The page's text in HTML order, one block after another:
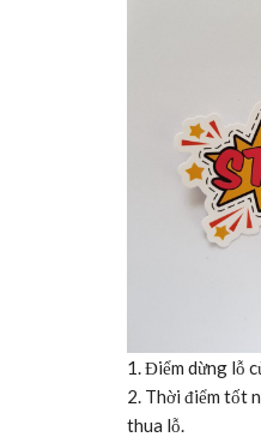
1. Điểm dừng lỗ
2. Thời điểm tốt
thua lỗ.